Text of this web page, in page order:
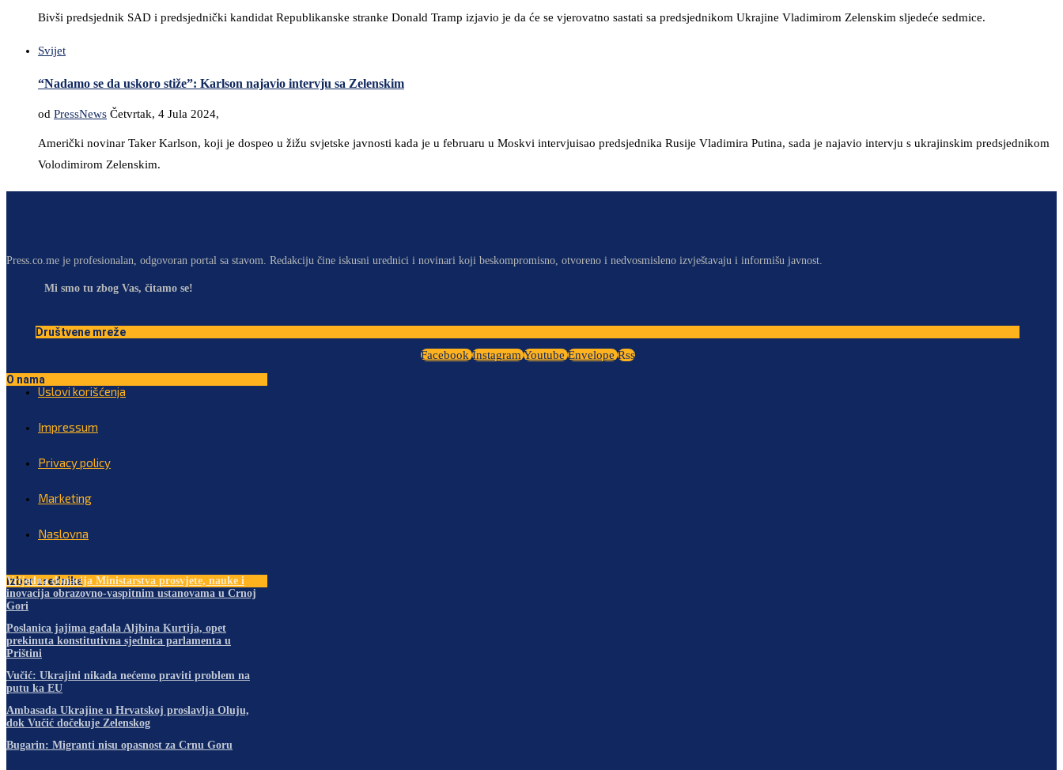
Bivši predsjednik SAD i predsjednički kandidat Republikanske stranke Donald Tramp izjavio je da će se vjerovatno sastati sa predsjednikom Ukrajine Vladimirom Zelenskim sljedeće sedmice.
Svijet
“Nadamo se da uskoro stiže”: Karlson najavio intervju sa Zelenskim
od PressNews Četvrtak, 4 Jula 2024,
Američki novinar Taker Karlson, koji je dospeo u žižu svjetske javnosti kada je u februaru u Moskvi intervjuisao predsjednika Rusije Vladimira Putina, sada je najavio intervju s ukrajinskim predsjednikom
Volodimirom Zelenskim.
Press.co.me je profesionalan, odgovoran portal sa stavom. Redakciju čine iskusni urednici i novinari koji beskompromisno, otvoreno i nedvosmisleno izvještavaju i informišu javnost.
Mi smo tu zbog Vas, čitamo se!
Društvene mreže
Facebook Instagram Youtube Envelope Rss
O nama
Uslovi korišćenja
Impressum
Privacy policy
Marketing
Naslovna
Izbor urednika
Vrijedna donacija Ministarstva prosvjete, nauke i
inovacija obrazovno-vaspitnim ustanovama u Crnoj
Gori
Poslanica jajima gađala Aljbina Kurtija, opet
prekinuta konstitutivna sjednica parlamenta u
Prištini
Vučić: Ukrajini nikada nećemo praviti problem na
putu ka EU
Ambasada Ukrajine u Hrvatskoj proslavlja Oluju,
dok Vučić dočekuje Zelenskog
Bugarin: Migranti nisu opasnost za Crnu Goru